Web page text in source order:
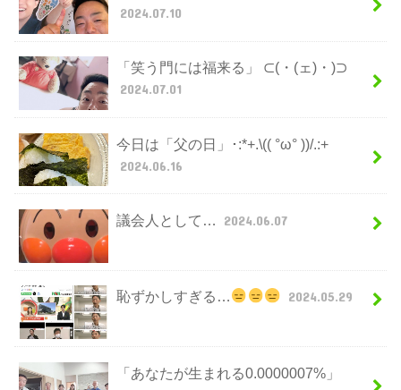
2024.07.10
「笑う門には福来る」 ⊂(・(ェ)・)⊃
2024.07.01
今日は「父の日」･:*+.\(( °ω° ))/.:+
2024.06.16
議会人として… 2024.06.07
恥ずかしすぎる… 2024.05.29
「あなたが生まれる0.0000007%」